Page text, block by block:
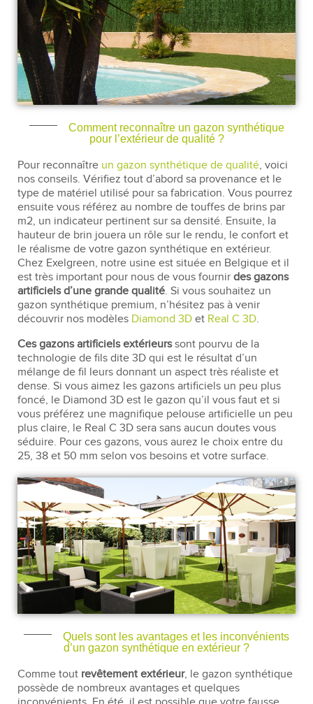
Comment reconnaître un gazon synthétique
pour l’extérieur de qualité ?
Pour reconnaître un gazon synthétique de qualité, voici
nos conseils. Vérifiez tout d’abord sa provenance et le
type de matériel utilisé pour sa fabrication. Vous pourrez
ensuite vous référez au nombre de touffes de brins par
m2, un indicateur pertinent sur sa densité. Ensuite, la
hauteur de brin jouera un rôle sur le rendu, le confort et
le réalisme de votre gazon synthétique en extérieur.
Chez Exelgreen, notre usine est située en Belgique et il
est très important pour nous de vous fournir des gazons
artificiels d’une grande qualité. Si vous souhaitez un
gazon synthétique premium, n’hésitez pas à venir
découvrir nos modèles Diamond 3D et Real C 3D.
Ces gazons artificiels extérieurssont pourvu de la
technologie de fils dite 3D qui est le résultat d’un
mélange de fil leurs donnant un aspect très réaliste et
dense. Si vous aimez les gazons artificiels un peu plus
foncé, le Diamond 3D est le gazon qu’il vous faut et si
vous préférez une magnifique pelouse artificielle un peu
plus claire, le Real C 3D sera sans aucun doutes vous
séduire. Pour ces gazons, vous aurez le choix entre du
25, 38 et 50 mm selon vos besoins et votre surface.
Quels sont les avantages et les inconvénients
d’un gazon synthétique en extérieur ?
Comme tout revêtement extérieur, le gazon synthétique
possède de nombreux avantages et quelques